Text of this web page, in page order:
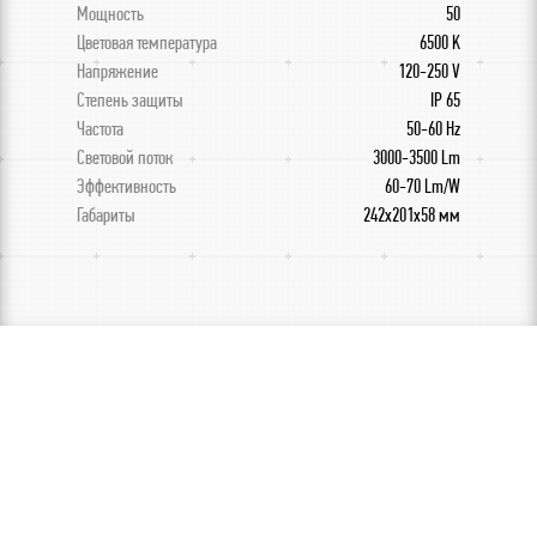
Мощность
50
Цветовая температура
6500 K
Напряжение
120-250 V
Степень защиты
IP 65
Частота
50-60 Hz
Световой поток
3000-3500 Lm
Эффективность
60-70 Lm/W
Габариты
242x201x58 мм